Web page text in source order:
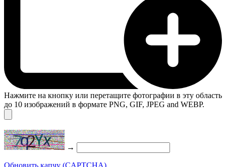
Нажмите на кнопку или перетащите фотографии в эту область
до 10 изображений в формате PNG, GIF, JPEG and WEBP.
→